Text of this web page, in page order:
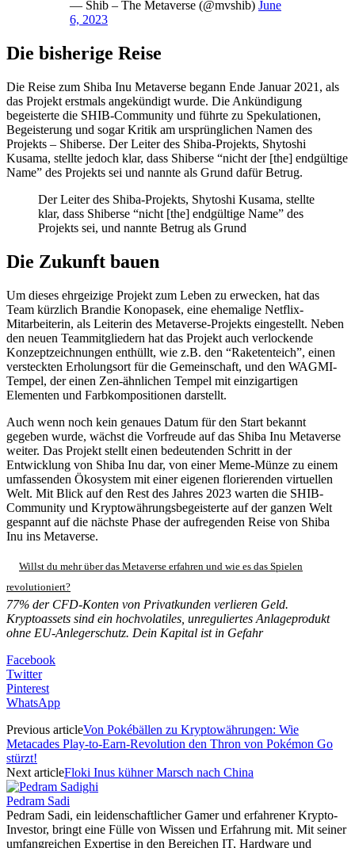
— Shib – The Metaverse (@mvshib) June
6, 2023
Die bisherige Reise
Die Reise zum Shiba Inu Metaverse begann Ende Januar 2021, als
das Projekt erstmals angekündigt wurde. Die Ankündigung
begeisterte die SHIB-Community und führte zu Spekulationen,
Begeisterung und sogar Kritik am ursprünglichen Namen des
Projekts – Shiberse. Der Leiter des Shiba-Projekts, Shytoshi
Kusama, stellte jedoch klar, dass Shiberse “nicht der [the] endgültige
Name” des Projekts sei und nannte als Grund dafür Betrug.
Der Leiter des Shiba-Projekts, Shytoshi Kusama, stellte
klar, dass Shiberse “nicht [the] endgültige Name” des
Projekts sei, und nannte Betrug als Grund
Die Zukunft bauen
Um dieses ehrgeizige Projekt zum Leben zu erwecken, hat das
Team kürzlich Brandie Konopasek, eine ehemalige Netflix-
Mitarbeiterin, als Leiterin des Metaverse-Projekts eingestellt. Neben
den neuen Teammitgliedern hat das Projekt auch verlockende
Konzeptzeichnungen enthüllt, wie z.B. den “Raketenteich”, einen
versteckten Erholungsort für die Gemeinschaft, und den WAGMI-
Tempel, der einen Zen-ähnlichen Tempel mit einzigartigen
Elementen und Farbkompositionen darstellt.
Auch wenn noch kein genaues Datum für den Start bekannt
gegeben wurde, wächst die Vorfreude auf das Shiba Inu Metaverse
weiter. Das Projekt stellt einen bedeutenden Schritt in der
Entwicklung von Shiba Inu dar, von einer Meme-Münze zu einem
umfassenden Ökosystem mit einer eigenen florierenden virtuellen
Welt. Mit Blick auf den Rest des Jahres 2023 warten die SHIB-
Community und Kryptowährungsbegeisterte auf der ganzen Welt
gespannt auf die nächste Phase der aufregenden Reise von Shiba
Inu ins Metaverse.
Willst du mehr über das Metaverse erfahren und wie es das Spielen
revolutioniert?
77% der CFD-Konten von Privatkunden verlieren Geld.
Kryptoassets sind ein hochvolatiles, unreguliertes Anlageprodukt
ohne EU-Anlegerschutz. Dein Kapital ist in Gefahr
Facebook
Twitter
Pinterest
WhatsApp
Previous articleVon Pokébällen zu Kryptowährungen: Wie
Metacades Play-to-Earn-Revolution den Thron von Pokémon Go
stürzt!
Next articleFloki Inus kühner Marsch nach China
Pedram Sadi
Pedram Sadi, ein leidenschaftlicher Gamer und erfahrener Krypto-
Investor, bringt eine Fülle von Wissen und Erfahrung mit. Mit seiner
umfangreichen Expertise in den Bereichen IT, Hardware und